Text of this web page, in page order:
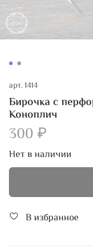
арт.1414
Бирочка с
Коноплич
300 ₽
Нет в наличии
В избранное